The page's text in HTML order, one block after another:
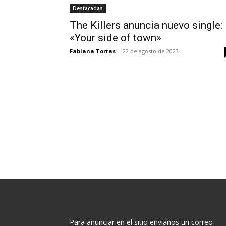
Destacadas
The Killers anuncia nuevo single:
«Your side of town»
Fabiana Torras - 22 de agosto de 2023
Para anunciar en el sitio envianos un correo